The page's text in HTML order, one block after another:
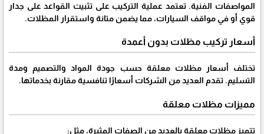
المواصفات الفنية. تعتمد عملية التركيب على تثبيت القواعد على جدار
قوي أو في مواقف السيارات، مما يضمن متانة واستقرار المظلات.
أسعار تركيب مظلات بدون أعمدة
تختلف أسعار مظلات معلقة حسب جودة المواد والتصميم ومدة
التسليم. تقدم العديد من الشركات أسعارًا تنافسية مقارنة بخدماتها.
مميزات مظلات معلقة
تتميز مظلات معلقة بالعديد من الصفات المثيرة، مثل: